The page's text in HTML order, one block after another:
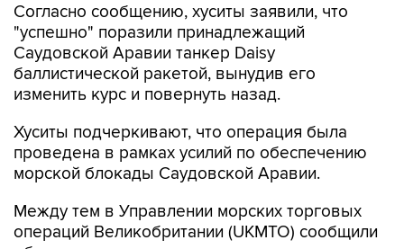
Согласно сообщению, хуситы заявили, что
"успешно" поразили принадлежащий
Саудовской Аравии танкер Daisy
баллистической ракетой, вынудив его
изменить курс и повернуть назад.
Хуситы подчеркивают, что операция была
проведена в рамках усилий по обеспечению
морской блокады Саудовской Аравии.
Между тем в Управлении морских торговых
операций Великобритании (UKMTO) сообщили